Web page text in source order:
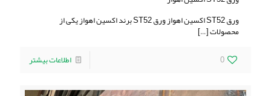
ورق ST52 اکسین اهواز ورق ST52 برند اکسین اهواز یکی از
محصولات[…]
0
اطلاعات بیشتر